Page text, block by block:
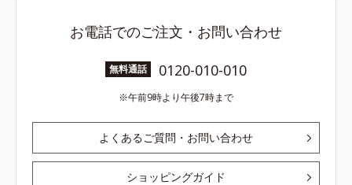
お電話でのご注文・お問い合わせ
無料通話 0120-010-010
午前9時より午後7時まで
よくあるご質問・お問い合わせ
ショッピングガイド